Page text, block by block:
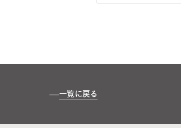
一覧に戻る